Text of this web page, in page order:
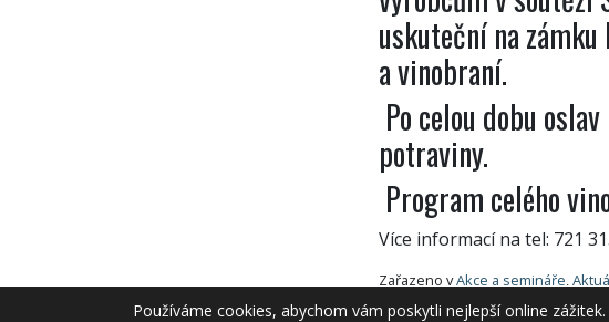
uskuteční na
a vinobraní.
Po celou dobu
potraviny.
Program celého
Více informací na tel: 721
Zařazeno vAkce a semináře,
Používáme cookies, abychom vám poskytli nejlepší online zážitek.